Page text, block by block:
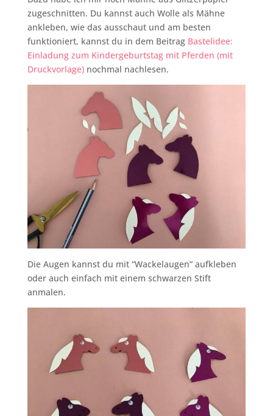
zugeschnitten. Du kannst auch Wolle als Mähne
ankleben, wie das ausschaut und am besten
funktioniert, kannst du in dem Beitrag Bastelidee:
Einladung zum Kindergeburtstag mit Pferden (mit
Druckvorlage)nochmal nachlesen.
Die Augen kannst du mit “Wackelaugen” aufkleben
oder auch einfach mit einem schwarzen Stift
anmalen.